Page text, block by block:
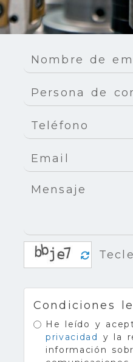
Condiciones
He leído y
privacidad
y la
información